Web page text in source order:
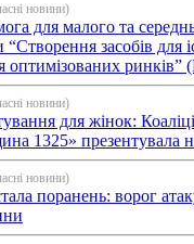
новини)
для малого та
засобів для
оптимізованих ринків”
новини)
для жінок:
1325» презентувала
новини)
поранень: ворог